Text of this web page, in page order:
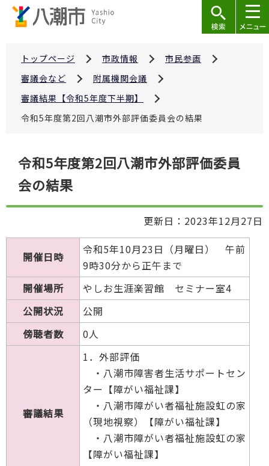
トップページ 市政情報
市民参画
審議会など
附属機関会議
審議結果【令和5年度下半期】
令和5年度第2回八潮市外部評価委員会の結果
令和5年度第2回八潮市外部評価委員
会の結果
更新日：2023年12月27日
開催日時
令和5年10月23日（月曜日） 午前
9時30分から正午まで
開催場所
やしお生涯楽習館 セミナー室4
公開状況
公開
傍聴者数
0人
審議結果
1．外部評価
・八潮市障害者生活サポートセン
ター【障がい福祉課】
・八潮市障がい者福祉施設虹の家
（現地視察）【障がい福祉課】
・八潮市障がい者福祉施設虹の家
【障がい福祉課】